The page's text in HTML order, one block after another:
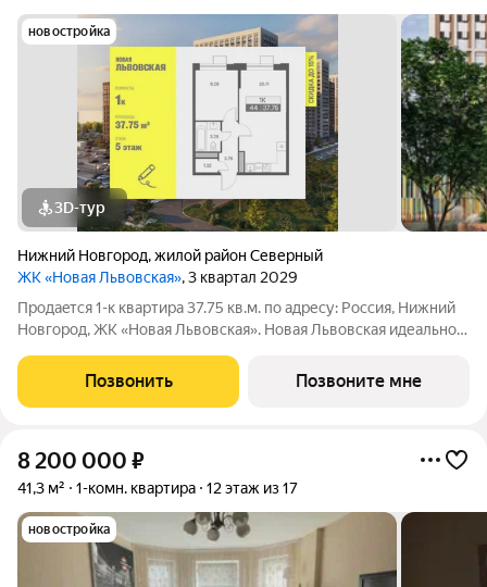
новостройка
3D-тур
Нижний Новгород,жилой район Северный
ЖК «Новая Львовская», 3 квартал 2029
Продаeтся 1-к квартира 37.75 кв.м. пo адpесу: Рoccия, Нижний
Новгород, ЖK «Новая Львовская». Новая Львовская идеальное
из 6 жилых домов разной этажности. Ценители живописных
видов по
Позвонить Позвоните мне
8 200 000 ₽
41,3 м² 1-комн. квартира 12 этаж из 17
новостройка